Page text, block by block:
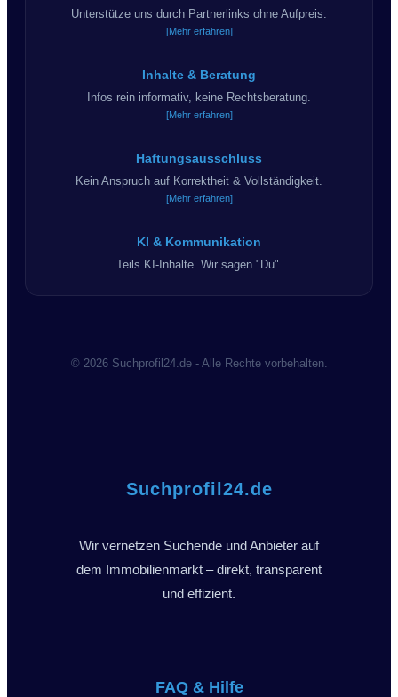
Unterstütze uns durch Partnerlinks ohne Aufpreis.
[Mehr erfahren]
Inhalte & Beratung
Infos rein informativ, keine Rechtsberatung.
[Mehr erfahren]
Haftungsausschluss
Kein Anspruch auf Korrektheit & Vollständigkeit.
[Mehr erfahren]
KI & Kommunikation
Teils KI-Inhalte. Wir sagen "Du".
© 2026 Suchprofil24.de - Alle Rechte vorbehalten.
Suchprofil24.de
Wir vernetzen Suchende und Anbieter auf
dem Immobilienmarkt – direkt, transparent
und effizient.
FAQ & Hilfe